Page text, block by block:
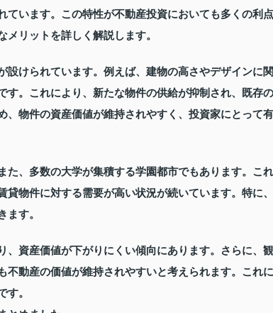
います。この特性が不動産投資においても多くの利点
リットを詳しく解説します。
けられています。例えば、建物の高さやデザインに関
。これにより、新たな物件の供給が抑制され、既存の
物件の資産価値が維持されやすく、投資家にとって有
、多数の大学が集積する学園都市でもあります。これ
物件に対する需要が高い状況が続いています。特に、
ます。
資産価値が下がりにくい傾向にあります。さらに、観
動産の価値が維持されやすいと考えられます。これに
す。